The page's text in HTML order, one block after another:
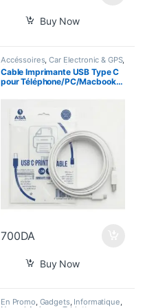
Buy Now
Accéssoires,Car Electronic & GPS,
Gadgets Informatique,Nouvel
Arrivage,Smart Home,Tablette,
Téléphones
Cable Imprimante USB Type C
pour Téléphone/PC/Macbook…
700DA
Buy Now
En Promo, Gadgets, Informatique,